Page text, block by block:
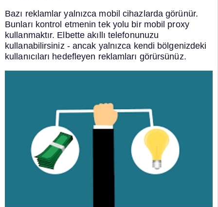
Bazı reklamlar yalnızca mobil cihazlarda görünür.
Bunları kontrol etmenin tek yolu bir mobil proxy
kullanmaktır. Elbette akıllı telefonunuzu
kullanabilirsiniz - ancak yalnızca kendi bölgenizdeki
kullanıcıları hedefleyen reklamları görürsünüz.